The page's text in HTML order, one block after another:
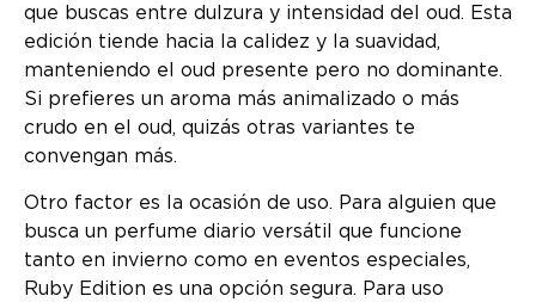
que buscas entre dulzura y intensidad del oud. Esta
edición tiende hacia la calidez y la suavidad,
manteniendo el oud presente pero no dominante.
Si prefieres un aroma más animalizado o más
crudo en el oud, quizás otras variantes te
convengan más.
Otro factor es la ocasión de uso. Para alguien que
busca un perfume diario versátil que funcione
tanto en invierno como en eventos especiales,
Ruby Edition es una opción segura. Para uso